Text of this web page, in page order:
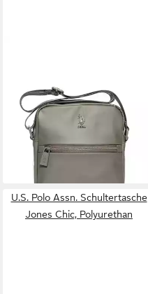
Umhängtasche unisex,
Crossbody Bag, Festival,
Konzert, Outdoor, Sale
70,00 €
lieferbar - in 2-3 Werktagen bei dir
U.S. Polo Assn. Schultertasche
Jones Chic, Polyurethan